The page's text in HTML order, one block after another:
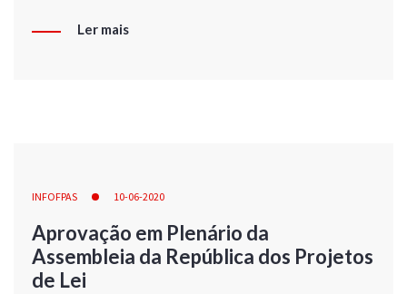
Ler mais
INFOFPAS 10-06-2020
Aprovação em Plenário da
Assembleia da República dos Projetos
de Lei